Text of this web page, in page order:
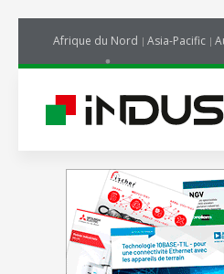
Afrique du Nord Asia-Pacific